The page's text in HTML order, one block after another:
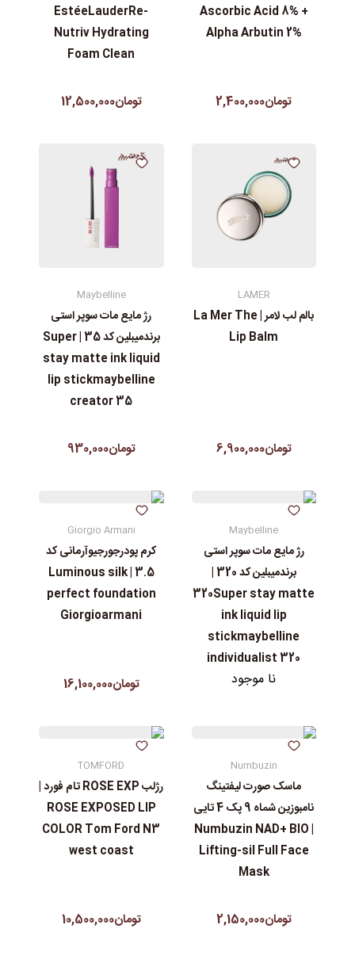
Ascorbic Acid 8% +
Alpha Arbutin 2%
تومان2,400,000
EstéeLauderRe-
Nutriv Hydrating
Foam Clean
تومان12,500,000
LAMER
بالم لب لامر | La Mer The
Lip Balm
تومان6,900,000
Maybelline
رژ مایع مات سوپر استی‌
برندمیبلین کد 35 | Super
stay matte ink liquid
lip stickmaybelline
creator 35
تومان930,000
Maybelline
رژ مایع مات سوپر استی‌
برندمیبلین کد 320 |
320Super stay matte
ink liquid lip
stickmaybelline
individualist 320
نا موجود
Giorgio Armani
کرم پودرجورجیوآرمانی کد
3.5 | Luminous silk
perfect foundation
Giorgioarmani
تومان16,100,000
Numbuzin
ماسک صورت لیفتینگ
نامبوزین شماه 9 پک 4 تایی
| Numbuzin NAD+ BIO
Lifting-sil Full Face
Mask
تومان2,150,000
TOMFORD
رژلب ROSE EXP تام فورد |
ROSE EXPOSED LIP
COLOR Tom Ford N3
west coast
تومان10,500,000